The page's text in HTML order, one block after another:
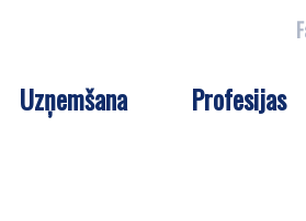
Uzņemšana Profesijas